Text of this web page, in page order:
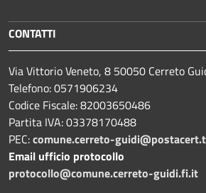
CONTATTI
Via Vittorio Veneto, 8 50050 Cerreto
Telefono: 0571906234
Codice Fiscale: 82003650486
Partita IVA: 03378170488
PEC:comune.cerreto-
Email ufficio protocollo
protocollo@comune.cerreto-guidi.fi.it